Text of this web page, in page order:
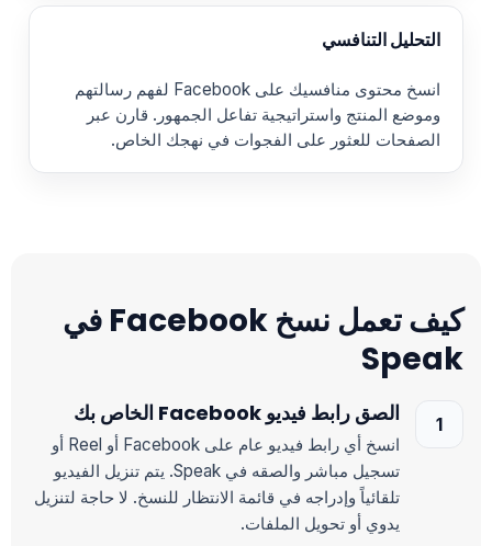
التحليل التنافسي
انسخ محتوى منافسيك على Facebook لفهم رسالتهم
وموضع المنتج واستراتيجية تفاعل الجمهور. قارن عبر
الصفحات للعثور على الفجوات في نهجك الخاص.
كيف تعمل نسخ Facebook في
Speak
الصق رابط فيديو Facebook الخاص بك
انسخ أي رابط فيديو عام على Facebook أو Reel أو
تسجيل مباشر والصقه في Speak. يتم تنزيل الفيديو
تلقائياً وإدراجه في قائمة الانتظار للنسخ. لا حاجة لتنزيل
يدوي أو تحويل الملفات.